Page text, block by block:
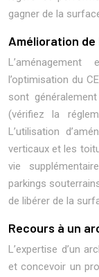
gagner de la
Amélioration de
l’optimisation du
sont
(vérifiez la
L’utilisation
verticaux et les
vie
parkings
de libérer de la
Recours à un
L’expertise d’un
et concevoir un